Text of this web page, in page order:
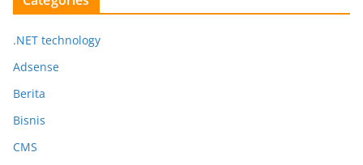
.NET technology
Adsense
Berita
Bisnis
CMS